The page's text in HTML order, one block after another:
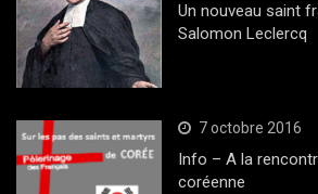
Un nouveau saint
Salomon Leclercq
7 octobre 2016
Info – A la
coréenne